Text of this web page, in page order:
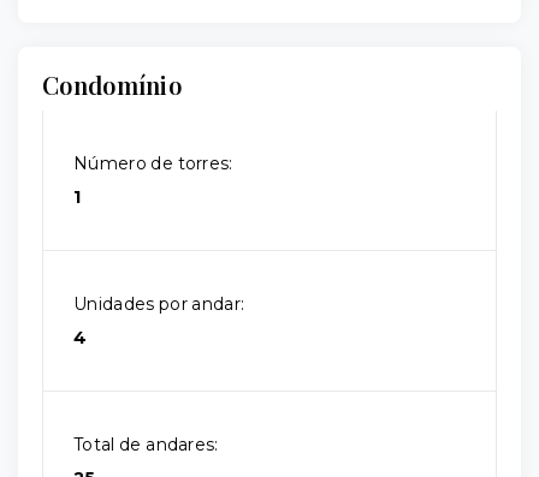
Condomínio
Número de torres:
1
Unidades por andar:
4
Total de andares: